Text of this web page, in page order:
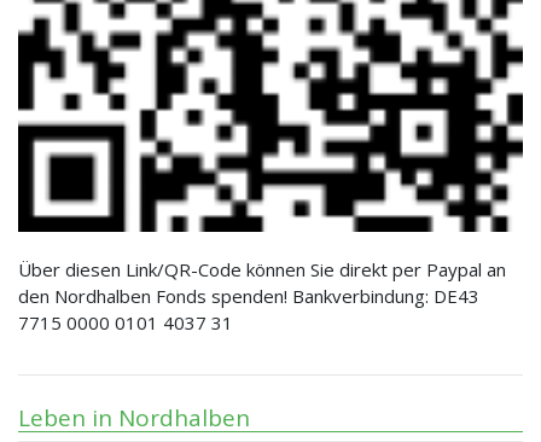
Über diesen Link/QR-Code können Sie direkt per Paypal an
den Nordhalben Fonds spenden! Bankverbindung: DE43
7715 0000 0101 4037 31
Leben in Nordhalben